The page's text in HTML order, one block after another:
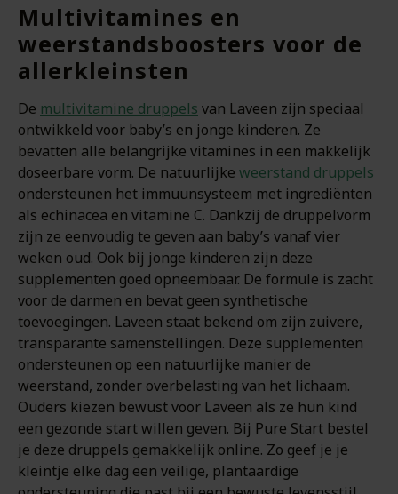
Multivitamines en
weerstandsboosters voor de
allerkleinsten
De multivitamine druppels van Laveen zijn speciaal
ontwikkeld voor baby’s en jonge kinderen. Ze
bevatten alle belangrijke vitamines in een makkelijk
doseerbare vorm. De natuurlijke weerstand druppels
ondersteunen het immuunsysteem met ingrediënten
als echinacea en vitamine C. Dankzij de druppelvorm
zijn ze eenvoudig te geven aan baby’s vanaf vier
weken oud. Ook bij jonge kinderen zijn deze
supplementen goed opneembaar. De formule is zacht
voor de darmen en bevat geen synthetische
toevoegingen. Laveen staat bekend om zijn zuivere,
transparante samenstellingen. Deze supplementen
ondersteunen op een natuurlijke manier de
weerstand, zonder overbelasting van het lichaam.
Ouders kiezen bewust voor Laveen als ze hun kind
een gezonde start willen geven. Bij Pure Start bestel
je deze druppels gemakkelijk online. Zo geef je je
kleintje elke dag een veilige, plantaardige